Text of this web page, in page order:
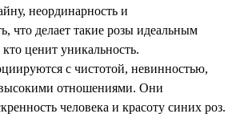
неординарность и
что делает такие розы идеальным
ценит уникальность.
с чистотой, невинностью,
отношениями. Они
человека и красоту синих роз.